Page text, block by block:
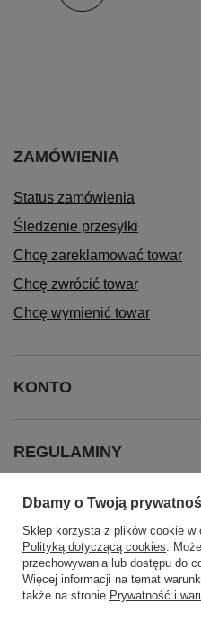
ZAMÓWIENIA
Status zamówienia
Śledzenie przesyłki
Chcę zareklamować towar
Chcę zwrócić towar
Chcę wymienić towar
KONTO
REGULAMINY
INFORMACJE
Dbamy o Twoją
Sklep korzysta z plików cookie w
Polityką dotyczącą cookies.
przechowywania lub dostępu do
Więcej informacji na temat
także na stronie Prywatność i